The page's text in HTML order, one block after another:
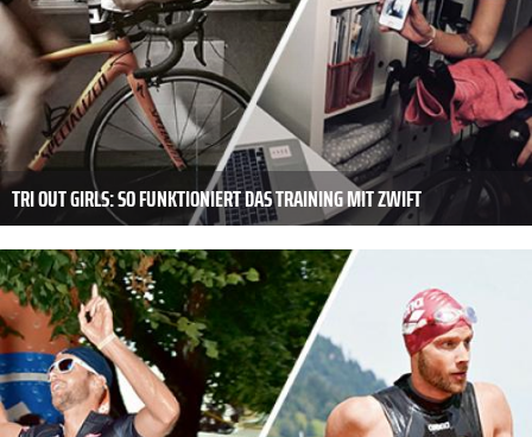
TRI OUT GIRLS: SO FUNKTIONIERT DAS TRAINING MIT ZWIFT